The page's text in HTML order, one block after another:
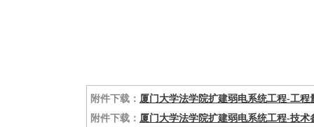
附件下载： 厦门大学法学院扩建弱电系统工程-工程
附件下载： 厦门大学法学院扩建弱电系统工程-技